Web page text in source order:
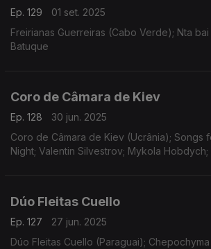
Ep. 129
01 set. 2025
Freirianas Guerreiras (Cabo Verde); Nta
Batuque
Coro de Câmara de Kiev
Ep. 128
30 jun. 2025
Coro de Câmara de Kiev (Ucrânia); Songs
Night; Valentin Silvestrov; Mykola
Dúo Fleitas Cuello
Ep. 127
27 jun. 2025
Dúo Fleitas Cuello (Paraguai);